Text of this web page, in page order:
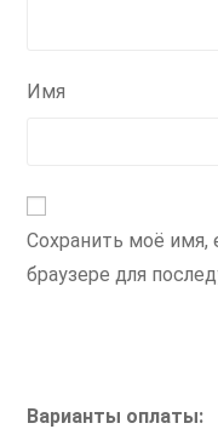
Имя
Сохранить моё имя,
браузере для
Варианты оплаты: